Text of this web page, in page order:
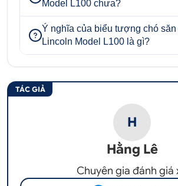
Model L100 chưa?
Ý nghĩa của biểu tượng chó săn
Lincoln Model L100 là gì?
TÁC GIẢ
H
Hằng Lê
Chuyên gia đánh giá